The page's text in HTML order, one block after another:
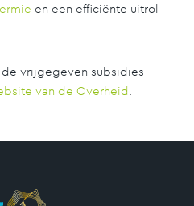
en een efficiënte uitrol
vrijgegeven subsidies
van de Overheid.